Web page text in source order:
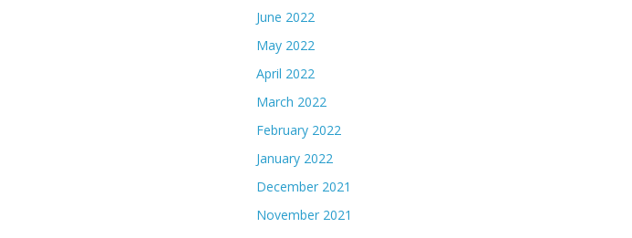
June 2022
May 2022
April 2022
March 2022
February 2022
January 2022
December 2021
November 2021